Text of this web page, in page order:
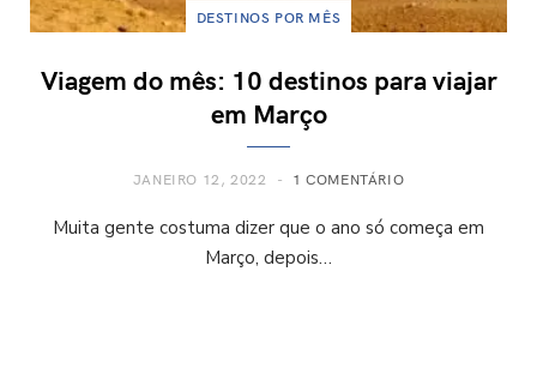
DESTINOS POR MÊS
Viagem do mês: 10 destinos para viajar
em Março
JANEIRO 12, 2022 1 COMENTÁRIO
Muita gente costuma dizer que o ano só começa em
Março, depois…